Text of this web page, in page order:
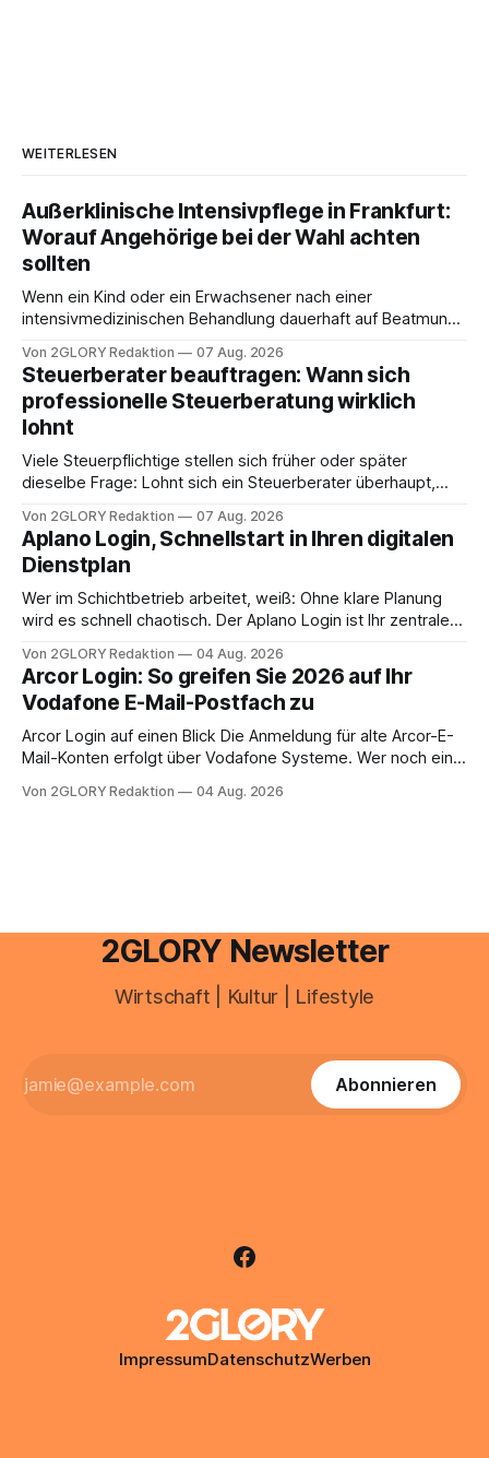
WEITERLESEN
Außerklinische Intensivpflege in Frankfurt:
Worauf Angehörige bei der Wahl achten
sollten
Wenn ein Kind oder ein Erwachsener nach einer
intensivmedizinischen Behandlung dauerhaft auf Beatmung
angewiesen ist, stellt sich für Familien eine schwierige
Frage: Muss die Versorgung dauerhaft in der Klinik bleiben –
oder ist ein Leben zu Hause möglich? Die außerklinische
Intensivpflege bietet genau diese Alternative: Sie
Von 2GLORY Redaktion 07 Aug. 2026
Steuerberater beauftragen: Wann sich
professionelle Steuerberatung wirklich
lohnt
Viele Steuerpflichtige stellen sich früher oder später
dieselbe Frage: Lohnt sich ein Steuerberater überhaupt,
erledigen? Die kurze Antwort: Bei einfachen
Einkommensverhältnissen reicht häufig eine Steuersoftware
aus – sobald jedoch mehrere Einkunftsarten
zusammentreffen oder größere finanzielle Veränderungen
anstehen, zahlt sich professionelle Unterstützung meist
Von 2GLORY Redaktion 07 Aug. 2026
Aplano Login, Schnellstart in Ihren digitalen
Dienstplan
Wer im Schichtbetrieb arbeitet, weiß: Ohne klare Planung
wird es schnell chaotisch. Der Aplano Login ist Ihr zentraler
abwesenheiten und die gesamte kommunikation rund um
Ihr personal digital zu organisieren. In diesem Leitfaden
erfahren Sie alles, was Sie für einen reibungslosen Einstieg
brauchen, von der Registrierung
Von 2GLORY Redaktion 04 Aug. 2026
Arcor Login: So greifen Sie 2026 auf Ihr
Vodafone E-Mail-Postfach zu
Arcor Login auf einen Blick Die Anmeldung für alte Arcor-E-
Mail-Konten erfolgt über Vodafone Systeme. Wer noch eine
besitzt, loggt sich heute über das Vodafone E-Mail & Cloud
Von 2GLORY Redaktion 04 Aug. 2026
2GLORY Newsletter
Wirtschaft | Kultur | Lifestyle
Abonnieren
ImpressumDatenschutzWerben